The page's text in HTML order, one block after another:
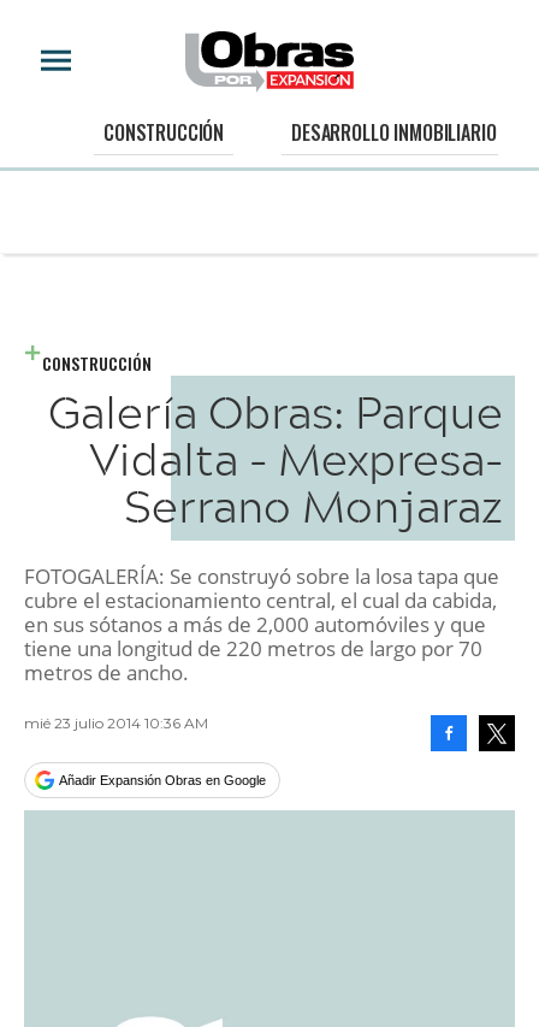
CONSTRUCCIÓN DESARROLLO INMOBILIARIO
CONSTRUCCIÓN
Galería Obras: Parque
Vidalta - Mexpresa-
Serrano Monjaraz
FOTOGALERÍA: Se construyó sobre la losa tapa que
cubre el estacionamiento central, el cual da cabida,
en sus sótanos a más de 2,000 automóviles y que
tiene una longitud de 220 metros de largo por 70
metros de ancho.
mié 23 julio 2014 10:36 AM
Añadir Expansión Obras en Google